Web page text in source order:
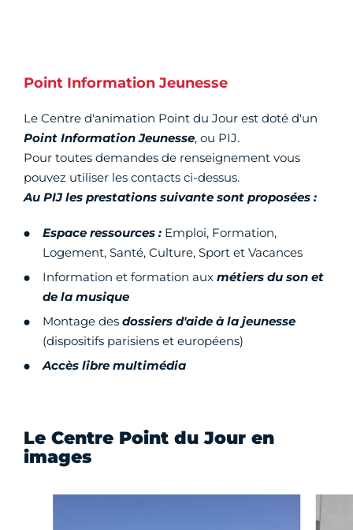
Point Information Jeunesse
Le Centre d'animation Point du Jour est doté d'un
Point Information Jeunesse, ou PIJ.
Pour toutes demandes de renseignement vous
pouvez utiliser les contacts ci-dessus.
Au PIJ les prestations suivante sont proposées :
Espace ressources : Emploi, Formation,
Logement, Santé, Culture, Sport et Vacances
Information et formation aux métiers du son et
de la musique
Montage des dossiers d'aide à la jeunesse
(dispositifs parisiens et européens)
Accès libre multimédia
Le Centre Point du Jour en
images